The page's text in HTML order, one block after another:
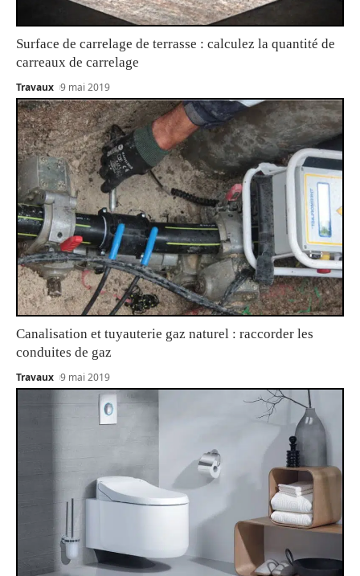
Surface de carrelage de terrasse : calculez la quantité de
carreaux de carrelage
Travaux 9 mai 2019
Canalisation et tuyauterie gaz naturel : raccorder les
conduites de gaz
Travaux 9 mai 2019